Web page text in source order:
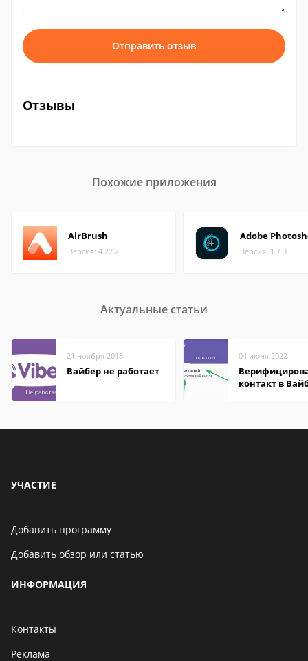
Отправить отзыв
Отзывы
Похожие приложения
AirBrush
Версия: 4.22.2
Adobe
Версия: 1.7.3
Актуальные статьи
21 ноября 2018
Вайбер не работает
04 июня 2022
контакт в
УЧАСТИЕ
Добавить программу
Добавить обзор или статью
ИНФОРМАЦИЯ
Контакты
Реклама